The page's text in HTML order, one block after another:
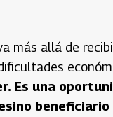
más allá de
Es una